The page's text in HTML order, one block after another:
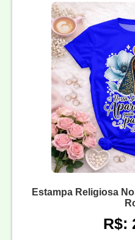
Estampa Religiosa
R$: